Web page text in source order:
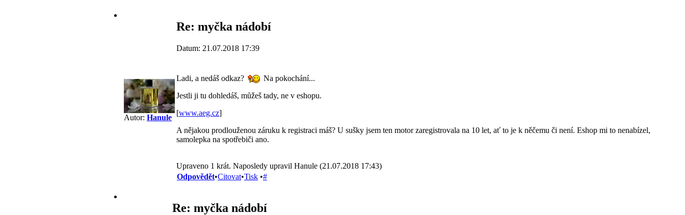
Autor: Hanule
Re: myčka nádobí
Datum: 21.07.2018 17:39
Ladi, a nedáš odkaz?
Na pokochání...
Jestli ji tu dohledáš, můžeš tady, ne v eshopu.
[www.aeg.cz]
A nějakou prodlouženou záruku k registraci máš? U sušky jsem ten motor zaregistrovala na 10 let, ať to je k něčemu či není. Eshop mi to nenabízel,
samolepka na spotřebiči ano.
Upraveno 1 krát. Naposledy upravil Hanule (21.07.2018 17:43)
Odpovědět•Citovat•Tisk •#
Re: myčka nádobí